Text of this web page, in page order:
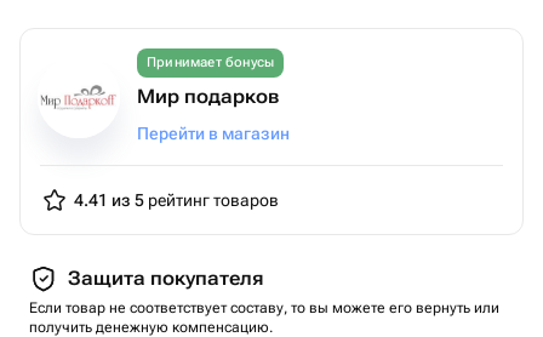
Принимает бонусы
Мир подарков
Перейти в магазин
4.41 из 5 рейтинг товаров
Защита покупателя
Если товар не соответствует составу, то вы можете его вернуть или
получить денежную компенсацию.